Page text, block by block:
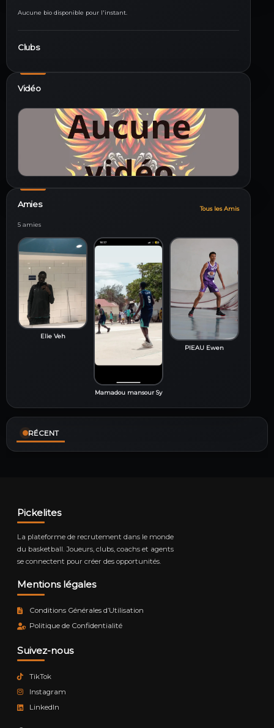
Aucune bio disponible pour l'instant.
Clubs
Vidéo
Amies Tous les Amis
5 amies
Elie Veh
Mamadou mansour Sy
PIEAU Ewen
RÉCENT
Pickelites
La plateforme de recrutement dans le monde
du basketball. Joueurs, clubs, coachs et agents
se connectent pour créer des opportunités.
Mentions légales
Conditions Générales d’Utilisation
Politique de Confidentialité
Suivez-nous
TikTok
Instagram
LinkedIn